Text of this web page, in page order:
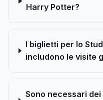
Harry Potter?
I biglietti per lo
includono le visite
Sono necessari